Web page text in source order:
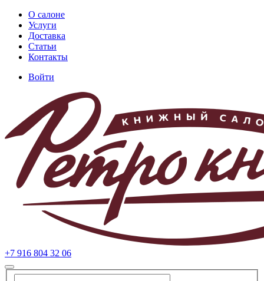
Перейти
основному
содержанию
Основная
навигация
О салоне
Услуги
Доставка
Статьи
Контакты
учётной
записи
пользователя
Войти
+7 916 804 32 06